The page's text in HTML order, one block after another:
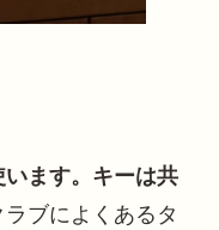
ます。キーは共
ブによくあるタ